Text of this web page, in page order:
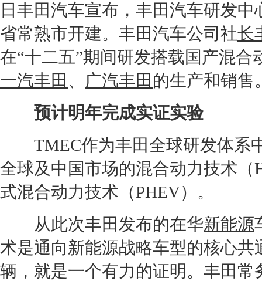
日 丰田汽车宣布， 丰田汽车研发中
省常熟市开建。 丰田汽车公司社长
在“十二五”期间研发搭载国产混
一汽丰田 、 广汽丰田 的生产和销售
预计明年完成实证实验
TMEC作为丰田全球研发体系
全球及中国市场的混合动力技术（
式混合动力技术（PHEV）。
从此次丰田 发布的在华新能源
术是通向新能源战略车型的核心共
辆，就是一个有力的证明。 丰田 常